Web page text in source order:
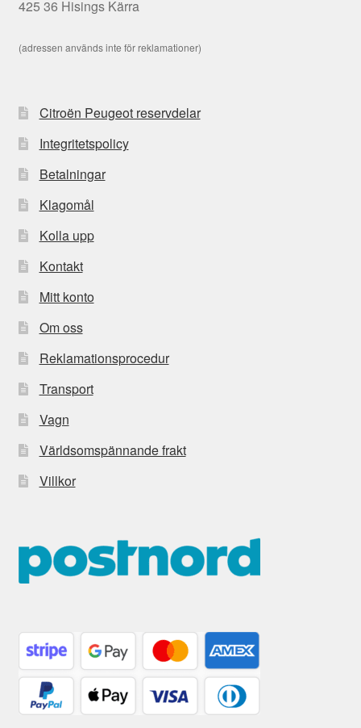
425 36 Hisings Kärra
(adressen används inte för reklamationer)
Citroën Peugeot reservdelar
Integritetspolicy
Betalningar
Klagomål
Kolla upp
Kontakt
Mitt konto
Om oss
Reklamationsprocedur
Transport
Vagn
Världsomspännande frakt
Villkor